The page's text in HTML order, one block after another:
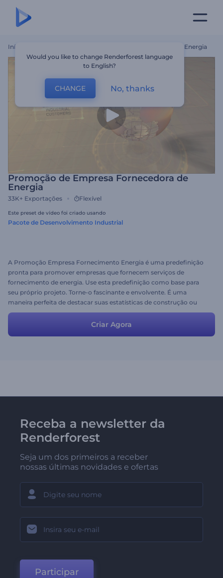
Início Promoção De Empresa Fornecedora De Energia
Promoção de Empresa Fornecedora de
Energia
33K+ Exportações Flexível
Este preset de vídeo foi criado usando
Pacote de Desenvolvimento Industrial
A Promoção Empresa Fornecimento Energia é uma predefinição
pronta para promover empresas que fornecem serviços de
fornecimento de energia. Use esta predefinição como base para
seu próprio projeto. Torne-o fascinante e envolvente. É uma
maneira perfeita de destacar suas estatísticas de construção ou
crescimento econômico. Quer promover o seu negócio agora
mesmo? Basta carregar suas imagens, alterar o texto, adicionar
música e aproveitar os benefícios do seu projeto de sucesso. Livre
Criar Agora
Receba a newsletter da
Renderforest
Seja um dos primeiros a receber
nossas últimas novidades e ofertas
Participar
Would you like to change Renderforest language
to English?
CHANGE No, thanks